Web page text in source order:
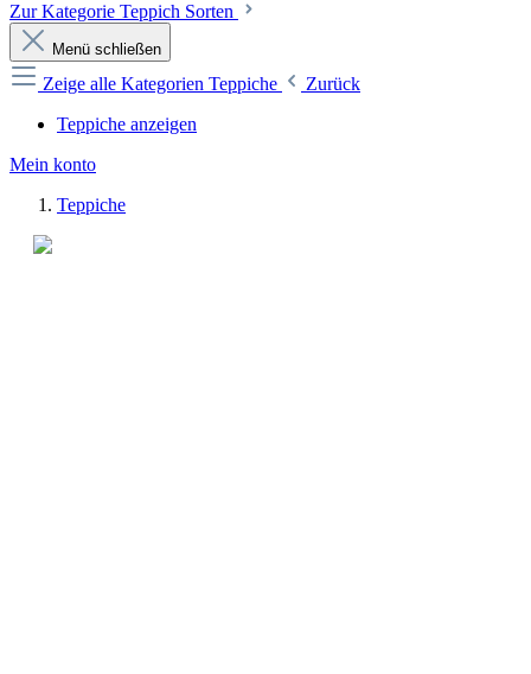
Zur Kategorie Teppich Sorten
Menü schließen
Zeige alle Kategorien Teppiche
Zurück
Teppiche anzeigen
Mein konto
Teppiche